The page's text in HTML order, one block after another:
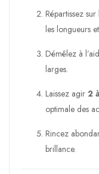
Répartissez
les longueurs
Démêlez à
larges.
Laissez agir 2
optimale des
Rincez
brillance.